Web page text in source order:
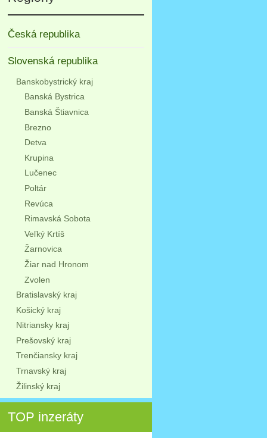
Česká republika
Slovenská republika
Banskobystrický kraj
Banská Bystrica
Banská Štiavnica
Brezno
Detva
Krupina
Lučenec
Poltár
Revúca
Rimavská Sobota
Veľký Krtíš
Žarnovica
Žiar nad Hronom
Zvolen
Bratislavský kraj
Košický kraj
Nitriansky kraj
Prešovský kraj
Trenčiansky kraj
Trnavský kraj
Žilinský kraj
TOP inzeráty